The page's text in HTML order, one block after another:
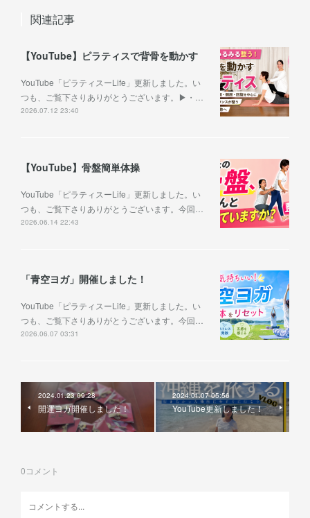
関連記事
【YouTube】ピラティスで背骨を動かす
YouTube「ピラティスーLife」更新しました。い
つも、ご覧下さりありがとうございます。▶︎・…
2026.07.12 23:40
【YouTube】骨盤簡単体操
YouTube「ピラティスーLife」更新しました。い
つも、ご覧下さりありがとうございます。今回…
2026.06.14 22:43
「青空ヨガ」開催しました！
YouTube「ピラティスーLife」更新しました。い
つも、ご覧下さりありがとうございます。今回…
2026.06.07 03:31
2024.01.23 09:28
開運ヨガ開催しました！
2024.01.07 05:56
YouTube更新しました！
0コメント